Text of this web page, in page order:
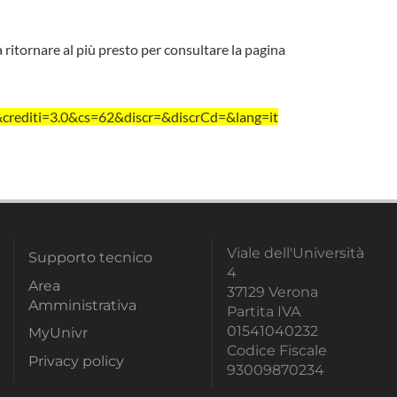
al più presto per consultare la pagina
Supporto tecnico
Area
Amministrativa
MyUnivr
Privacy policy
Viale dell'Università
4
37129 Verona
Partita IVA
01541040232
Codice Fiscale
93009870234